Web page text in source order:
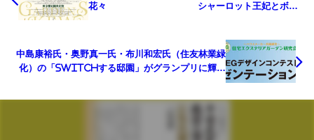
花々 シャーロット王妃とボタ
中島康裕氏・奥野真一氏・布川和宏氏（住友林業緑
化）の「switchする邸園」がグランプリに輝く